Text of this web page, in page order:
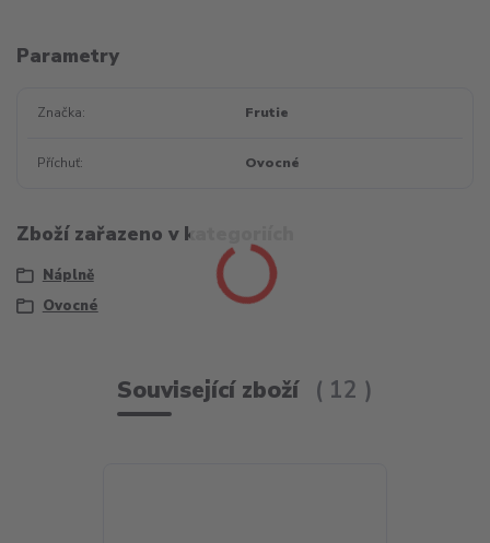
Parametry
Značka Frutie
Příchuť Ovocné
Zboží zařazeno v kategoriích
Náplně
Ovocné
Související zboží 12